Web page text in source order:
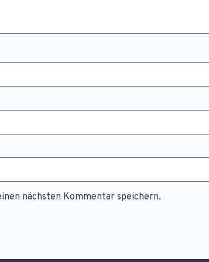
nächsten Kommentar speichern.